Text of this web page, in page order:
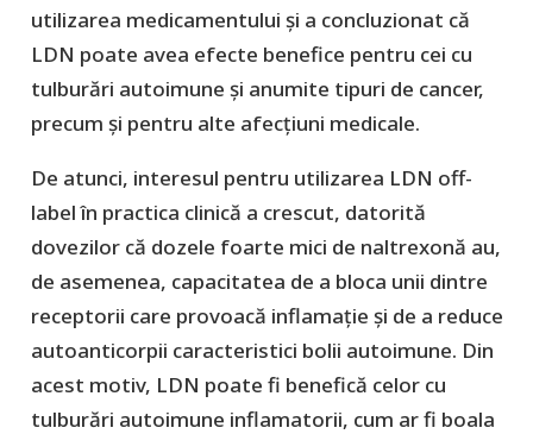
utilizarea medicamentului și a concluzionat că
LDN poate avea efecte benefice pentru cei cu
tulburări autoimune și anumite tipuri de cancer,
precum și pentru alte afecțiuni medicale.
De atunci, interesul pentru utilizarea LDN off-
label în practica clinică a crescut, datorită
dovezilor că dozele foarte mici de naltrexonă au,
de asemenea, capacitatea de a bloca unii dintre
receptorii care provoacă inflamație și de a reduce
autoanticorpii caracteristici bolii autoimune. Din
acest motiv, LDN poate fi benefică celor cu
tulburări autoimune inflamatorii, cum ar fi boala